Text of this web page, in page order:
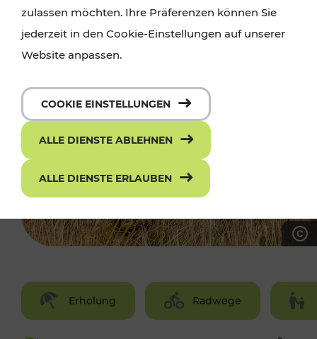
Erholung Radwege
zulassen möchten. Ihre Präferenzen können Sie
jederzeit in den Cookie-Einstellungen auf unserer
Website anpassen.
COOKIE EINSTELLUNGEN
ALLE DIENSTE ABLEHNEN
ALLE DIENSTE ERLAUBEN